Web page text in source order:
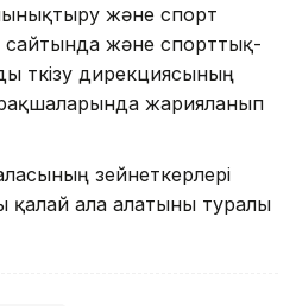
және спорт
және спорттық-
өткізу дирекциясының
жарияланып
зейнеткерлері
ала алатыны туралы